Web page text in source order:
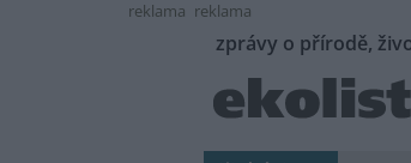
reklama reklama
zprávy o přírodě,